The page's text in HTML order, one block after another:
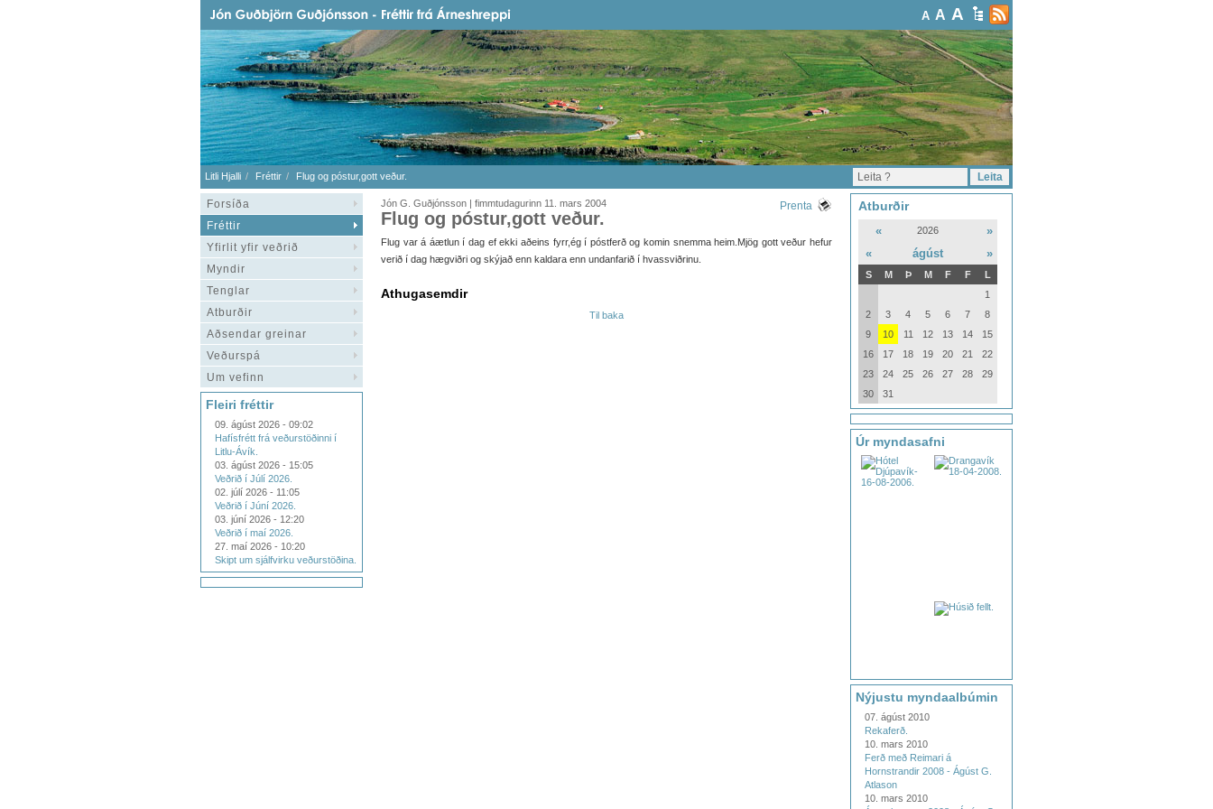
A A A
Litli Hjalli Fréttir Flug og póstur,gott veður.
Forsíða
Fréttir
Yfirlit yfir veðrið
Myndir
Tenglar
Atburðir
Aðsendar greinar
Veðurspá
Um vefinn
Fleiri fréttir
09. ágúst 2026 - 09:02
Hafísfrétt frá veðurstöðinni í
Litlu-Ávík.
03. ágúst 2026 - 15:05
Veðrið í Júlí 2026.
02. júlí 2026 - 11:05
Veðrið í Júní 2026.
03. júní 2026 - 12:20
Veðrið í maí 2026.
27. maí 2026 - 10:20
Skipt um sjálfvirku veðurstöðina.
Jón G. Guðjónsson | fimmtudagurinn 11. mars 2004 Prenta
Flug og póstur,gott veður.
Flug var á áætlun í dag ef ekki aðeins fyrr,ég í póstferð og komin snemma heim.Mjög gott veður hefur
verið í dag hægviðri og skýjað enn kaldara enn undanfarið í hvassviðrinu.
Athugasemdir
Til baka
Atburðir
« 2026
»
«
ágúst »
S M Þ M F F
L
1
2
3 4 5 6 7
8
9
10 11 12 13 14
15
16
17 18 19 20 21
22
23
24 25 26 27 28
29
30
31
Úr myndasafni
Nýjustu myndaalbúmin
07. ágúst 2010
Rekaferð.
10. mars 2010
Ferð með Reimari á
Hornstrandir 2008 - Ágúst G.
Atlason
10. mars 2010